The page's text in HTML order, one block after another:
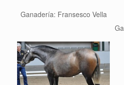
Ganadería: Fransesco Vella